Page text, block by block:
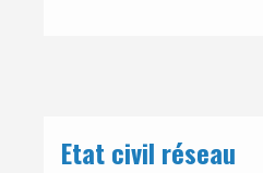
Etat civil réseau